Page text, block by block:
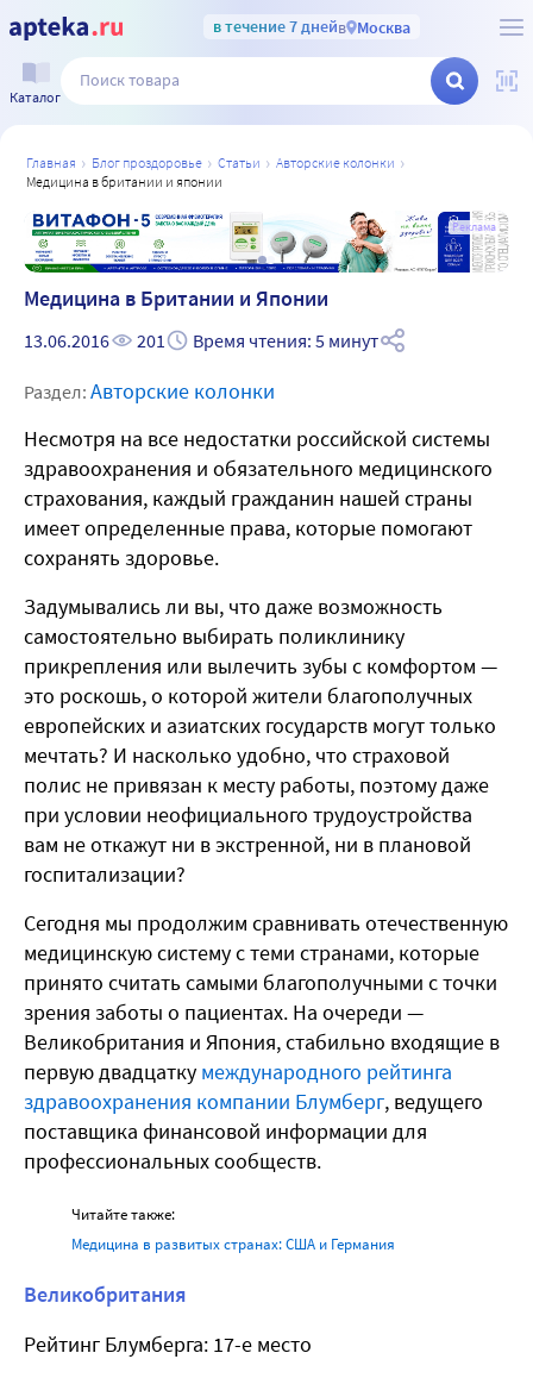
в течение 7 днейв Москва
Каталог
главная блог проздоровье статьи
авторские колонки
медицина в британии и японии
Реклама
Медицина в Британии и Японии
13.06.2016 201 Время чтения: 5 минут
Раздел: Авторские колонки
Несмотря на все недостатки российской системы
здравоохранения и обязательного медицинского
страхования, каждый гражданин нашей страны
имеет определенные права, которые помогают
сохранять здоровье.
Задумывались ли вы, что даже возможность
самостоятельно выбирать поликлинику
прикрепления или вылечить зубы с комфортом —
это роскошь, о которой жители благополучных
европейских и азиатских государств могут только
мечтать? И насколько удобно, что страховой
полис не привязан к месту работы, поэтому даже
при условии неофициального трудоустройства
вам не откажут ни в экстренной, ни в плановой
госпитализации?
Сегодня мы продолжим сравнивать отечественную
медицинскую систему с теми странами, которые
принято считать самыми благополучными с точки
зрения заботы о пациентах. На очереди —
Великобритания и Япония, стабильно входящие в
первую двадцатку международного рейтинга
здравоохранения компании Блумберг, ведущего
поставщика финансовой информации для
профессиональных сообществ.
Читайте также:
Медицина в развитых странах: США и Германия
Великобритания
Рейтинг Блумберга: 17-е место